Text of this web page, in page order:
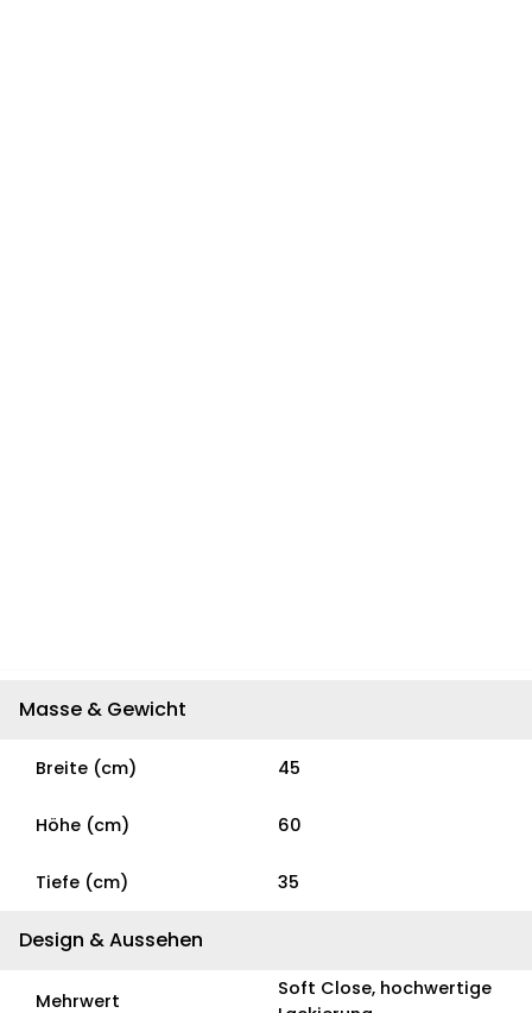
Masse & Gewicht
Breite (cm) 45
Höhe (cm) 60
Tiefe (cm) 35
Design & Aussehen
Mehrwert
Soft Close, hochwertige